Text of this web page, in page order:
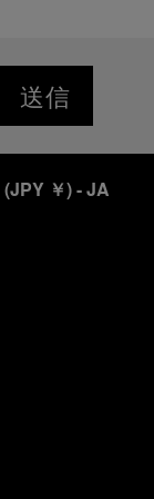
送信
(JPY ￥)- JA